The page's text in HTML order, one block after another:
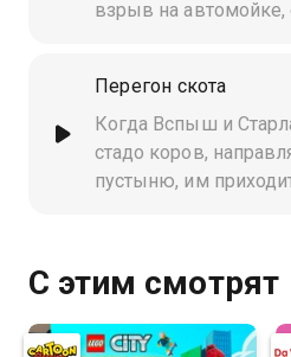
взрыв на автомойке,
использовать углы и
помощью найти все
чтобы машинки
чистыми!
Перегон скота
Когда Вспыш и
стадо коров,
пустыню, им
С этим смотрят